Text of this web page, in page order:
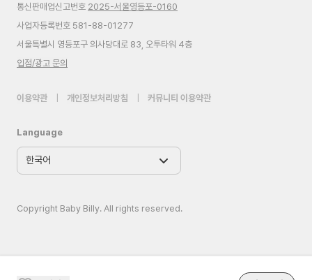
통신판매업신고번호 2025-서울영등포-0160
사업자등록번호 581-88-01277
서울특별시 영등포구 의사당대로 83, 오투타워 4층
입점/광고 문의
이용약관 개인정보처리방침 커뮤니티 이용약관
Language
Copyright Baby Billy. All rights reserved.